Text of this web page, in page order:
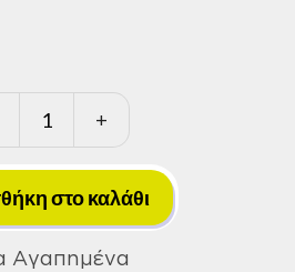
CAT
Παπούτσι
εργασίας
Striver
XL
+
στο καλάθι
Αγαπημένα